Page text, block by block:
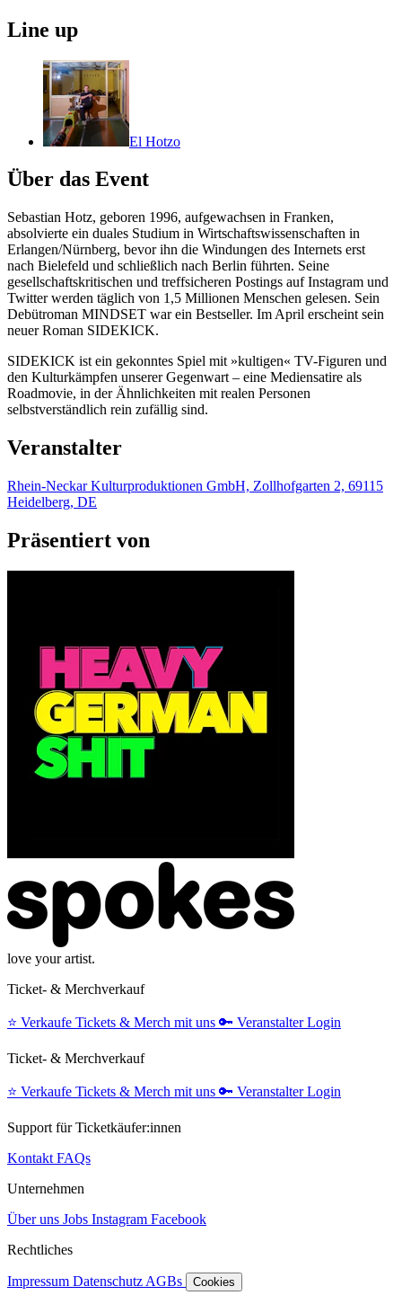
Line up
El Hotzo
Über das Event
Sebastian Hotz, geboren 1996, aufgewachsen in Franken,
absolvierte ein duales Studium in Wirtschaftswissenschaften in
Erlangen/Nürnberg, bevor ihn die Windungen des Internets erst
nach Bielefeld und schließlich nach Berlin führten. Seine
gesellschaftskritischen und treffsicheren Postings auf Instagram und
Twitter werden täglich von 1,5 Millionen Menschen gelesen. Sein
Debütroman MINDSET war ein Bestseller. Im April erscheint sein
neuer Roman SIDEKICK.
SIDEKICK ist ein gekonntes Spiel mit »kultigen« TV-Figuren und
den Kulturkämpfen unserer Gegenwart – eine Mediensatire als
Roadmovie, in der Ähnlichkeiten mit realen Personen
selbstverständlich rein zufällig sind.
Veranstalter
Rhein-Neckar Kulturproduktionen GmbH, Zollhofgarten 2, 69115
Heidelberg, DE
Präsentiert von
love your artist.
Ticket- & Merchverkauf
⭐️ Verkaufe Tickets & Merch mit uns 🔑 Veranstalter Login
Ticket- & Merchverkauf
⭐️ Verkaufe Tickets & Merch mit uns 🔑 Veranstalter Login
Support für Ticketkäufer:innen
Kontakt FAQs
Unternehmen
Über uns Jobs Instagram Facebook
Rechtliches
Impressum Datenschutz AGBs Cookies